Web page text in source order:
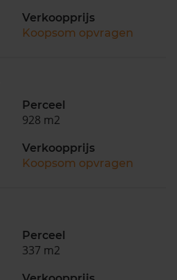
Verkoopprijs
Koopsom opvragen
Perceel
928 m2
Verkoopprijs
Koopsom opvragen
Perceel
337 m2